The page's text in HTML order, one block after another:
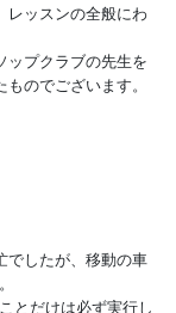
レッスンの全般にわ
ップクラブの先生を
のでございます。
でしたが、移動の車
とだけは必ず実行し